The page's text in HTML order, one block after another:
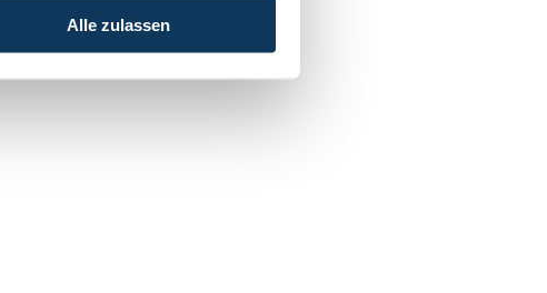
Alle zulassen